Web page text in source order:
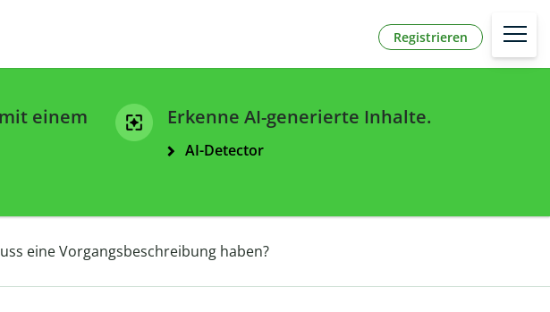
Registrieren
einem
Erkenne AI-generierte Inhalte.
AI-Detector
eine Vorgangsbeschreibung haben?